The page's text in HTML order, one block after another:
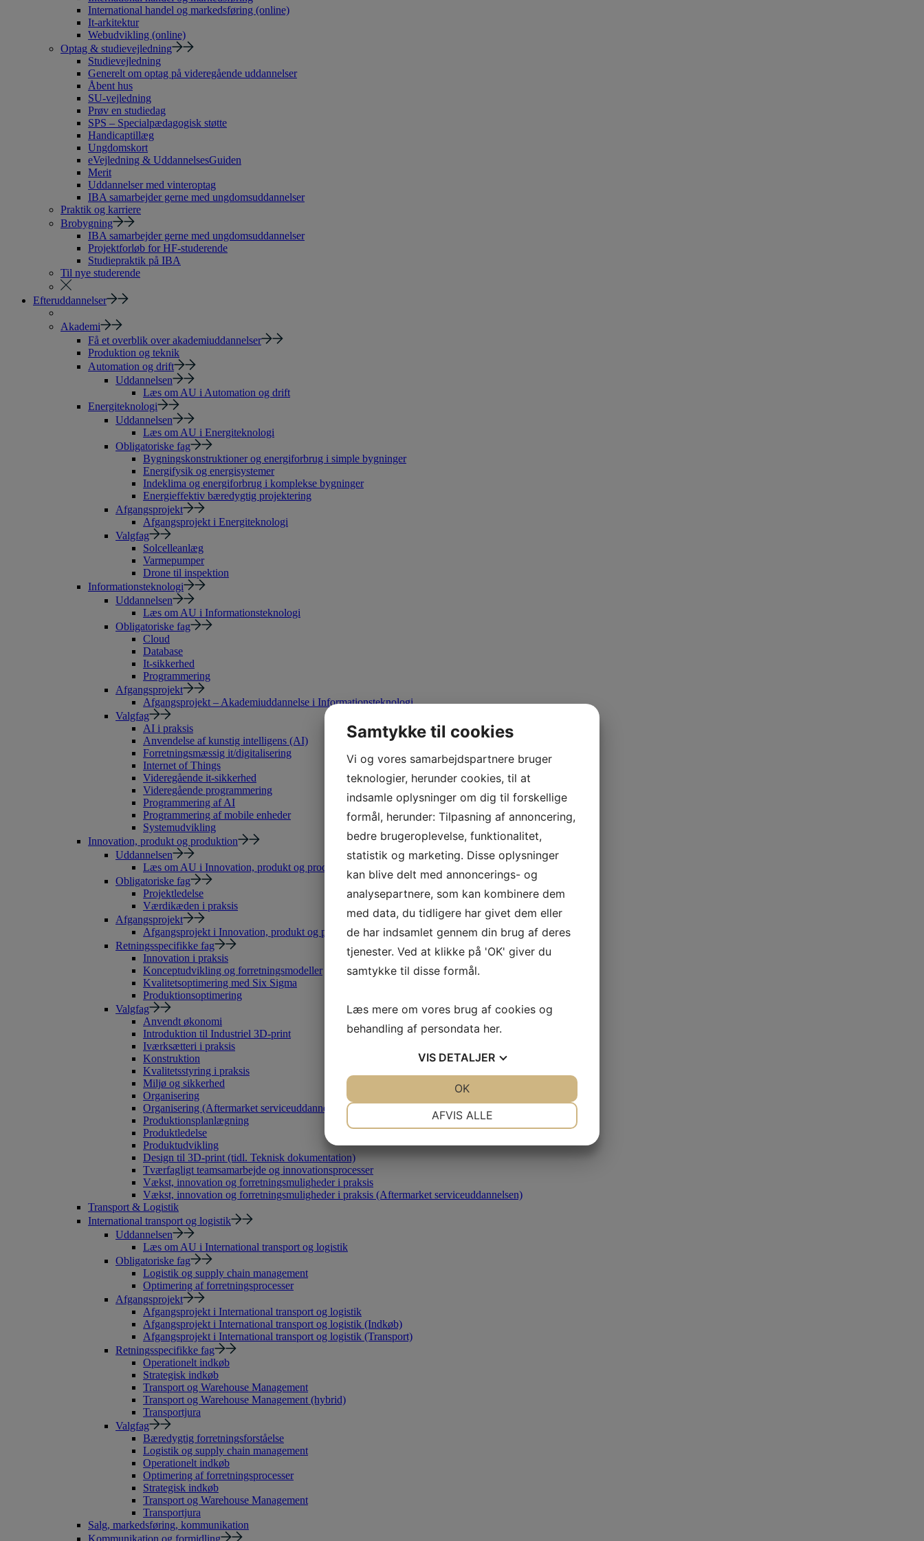
International handel og markedsføring (online)
It-arkitektur
Webudvikling (online)
Optag & studievejledning
Studievejledning
Generelt om optag på videregående uddannelser
Åbent hus
SU-vejledning
Prøv en studiedag
SPS – Specialpædagogisk støtte
Handicaptillæg
Ungdomskort
eVejledning & UddannelsesGuiden
Merit
Uddannelser med vinteroptag
IBA samarbejder gerne med ungdomsuddannelser
Praktik og karriere
Brobygning
IBA samarbejder gerne med ungdomsuddannelser
Projektforløb for HF-studerende
Studiepraktik på IBA
Til nye studerende
Efteruddannelser
Akademi
Få et overblik over akademiuddannelser
Produktion og teknik
Automation og drift
Uddannelsen
Læs om AU i Automation og drift
Energiteknologi
Uddannelsen
Læs om AU i Energiteknologi
Obligatoriske fag
Bygningskonstruktioner og energiforbrug i simple bygninger
Energifysik og energisystemer
Indeklima og energiforbrug i komplekse bygninger
Energieffektiv bæredygtig projektering
Afgangsprojekt
Afgangsprojekt i Energiteknologi
Valgfag
Solcelleanlæg
Varmepumper
Drone til inspektion
Informationsteknologi
Uddannelsen
Læs om AU i Informationsteknologi
Obligatoriske fag
Cloud
Database
It-sikkerhed
Programmering
Afgangsprojekt
Afgangsprojekt – Akademiuddannelse i Informationsteknologi
Valgfag
AI i praksis
Anvendelse af kunstig intelligens (AI)
Forretningsmæssig it/digitalisering
Internet of Things
Videregående it-sikkerhed
Videregående programmering
Programmering af AI
Programmering af mobile enheder
Systemudvikling
Innovation, produkt og produktion
Uddannelsen
Læs om AU i Innovation, produkt og produktion
Obligatoriske fag
Projektledelse
Værdikæden i praksis
Afgangsprojekt
Afgangsprojekt i Innovation, produkt og produktion
Retningsspecifikke fag
Innovation i praksis
Konceptudvikling og forretningsmodeller
Kvalitetsoptimering med Six Sigma
Produktionsoptimering
Valgfag
Anvendt økonomi
Introduktion til Industriel 3D-print
Iværksætteri i praksis
Konstruktion
Kvalitetsstyring i praksis
Miljø og sikkerhed
Organisering
Organisering (Aftermarket serviceuddannelsen)
Produktionsplanlægning
Produktledelse
Produktudvikling
Design til 3D-print (tidl. Teknisk dokumentation)
Tværfagligt teamsamarbejde og innovationsprocesser
Vækst, innovation og forretningsmuligheder i praksis
Vækst, innovation og forretningsmuligheder i praksis (Aftermarket serviceuddannelsen)
Transport & Logistik
International transport og logistik
Uddannelsen
Læs om AU i International transport og logistik
Obligatoriske fag
Logistik og supply chain management
Optimering af forretningsprocesser
Afgangsprojekt
Afgangsprojekt i International transport og logistik
Afgangsprojekt i International transport og logistik (Indkøb)
Afgangsprojekt i International transport og logistik (Transport)
Retningsspecifikke fag
Operationelt indkøb
Strategisk indkøb
Transport og Warehouse Management
Transport og Warehouse Management (hybrid)
Transportjura
Valgfag
Bæredygtig forretningsforståelse
Logistik og supply chain management
Operationelt indkøb
Optimering af forretningsprocesser
Strategisk indkøb
Transport og Warehouse Management
Transportjura
Salg, markedsføring, kommunikation
Kommunikation og formidling
Samtykke til cookies
Vi og vores samarbejdspartnere bruger
teknologier, herunder cookies, til at
indsamle oplysninger om dig til forskellige
formål, herunder: Tilpasning af annoncering,
bedre brugeroplevelse, funktionalitet,
statistik og marketing. Disse oplysninger
kan blive delt med annoncerings- og
analysepartnere, som kan kombinere dem
med data, du tidligere har givet dem eller
de har indsamlet gennem din brug af deres
tjenester. Ved at klikke på 'OK' giver du
samtykke til disse formål.
Læs mere om vores brug af cookies og
behandling af persondata her.
VIS DETALJER
AFVIS ALLE
OK